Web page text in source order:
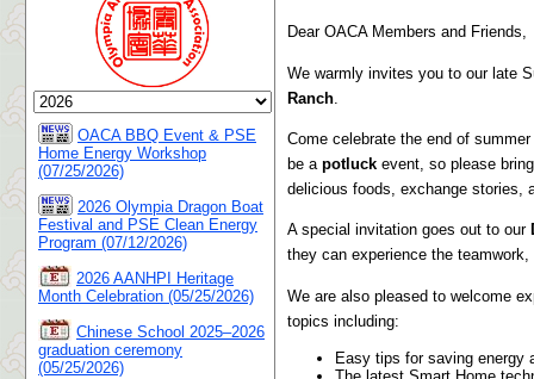
OACA BBQ Event & PSE
Home Energy Workshop
(07/25/2026)
2026 Olympia Dragon Boat
Festival and PSE Clean Energy
Program (07/12/2026)
2026 AANHPI Heritage
Month Celebration (05/25/2026)
Chinese School 2025–2026
graduation ceremony
(05/25/2026)
Dear OACA Members and Friends,
We warmly invites you to our late
Ranch
Come celebrate the end of
be a potluck event, so please
delicious foods, exchange stories,
A special invitation goes out to our
they can experience the
We are also pleased to welcome
topics including:
Easy tips for saving energy